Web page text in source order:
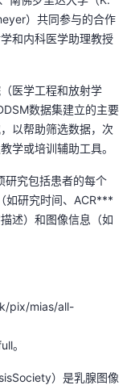
）共同参与的合作
和内科医学助理教授
医学工程和放射学
数据集建立的主要
以帮助筛选数据，次
学或培训辅助工具。
究包括患者的每个
如研究时间、ACR***
述）和图像信息（如
pix/mias/all-
。
）是乳腺图像